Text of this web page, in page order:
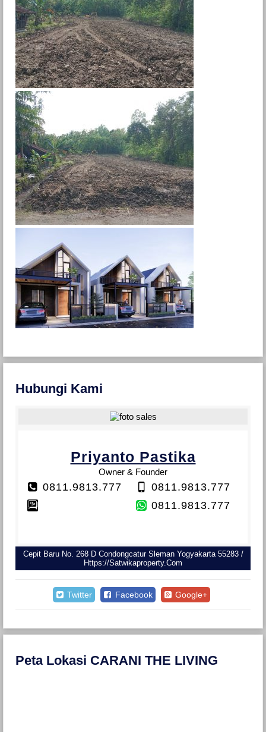
Hubungi Kami
Priyanto Pastika
Owner & Founder
0811.9813.777
0811.9813.777
0811.9813.777
Cepit Baru No. 268 D Condongcatur Sleman Yogyakarta 55283 /
Https://satwikaproperty.com
Twitter Facebook Google+
Peta Lokasi CARANI THE LIVING